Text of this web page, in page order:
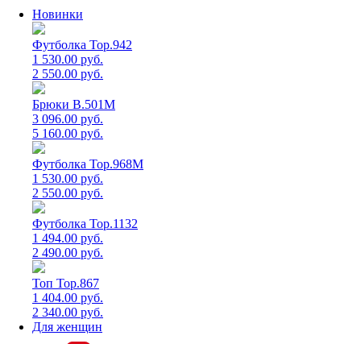
Новинки
Футболка Top.942
1 530.00 руб.
2 550.00 руб.
Брюки B.501M
3 096.00 руб.
5 160.00 руб.
Футболка Top.968M
1 530.00 руб.
2 550.00 руб.
Футболка Top.1132
1 494.00 руб.
2 490.00 руб.
Топ Top.867
1 404.00 руб.
2 340.00 руб.
Для женщин